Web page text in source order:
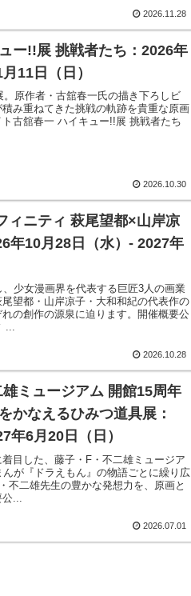
2026.11.28
ー!!展 挑戦者たち：2026年
11日（日）
。原作者・古舘春一氏の描き下ろしビ
み重ねてきた挑戦の軌跡を貴重な原画
古舘春一 ハイキュー!!展 挑戦者たち
2026.10.30
ィニティ 萩尾望都×山岸凉
年10月28日（水）- 2027年
少女漫画界を代表する巨匠3人の画業
望都・山岸凉子・大和和紀の代表作の
の創作の源泉に迫ります。開催概要公
...
2026.10.28
雄ミュージアム 開館15周年
かなえるひみつ道具展：
年6月20日（日）
目した、藤子・F・不二雄ミュージア
が『ドラえもん』の物語ごとに繰り広
不二雄先生の豊かな発想力を、原画と
...
2026.07.01